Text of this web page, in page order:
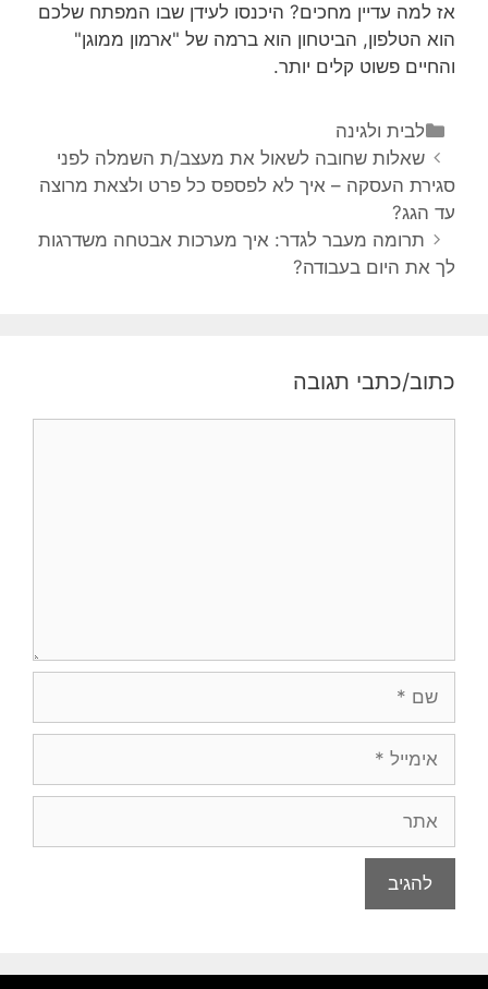
אז למה עדיין מחכים? היכנסו לעידן שבו המפתח שלכם
הוא הטלפון, הביטחון הוא ברמה של "ארמון ממוגן"
והחיים פשוט קלים יותר.
לבית ולגינה
שאלות שחובה לשאול את מעצב/ת השמלה לפני
סגירת העסקה – איך לא לפספס כל פרט ולצאת מרוצה
עד הגג?
תרומה מעבר לגדר: איך מערכות אבטחה משדרגות
לך את היום בעבודה?
כתוב/כתבי תגובה